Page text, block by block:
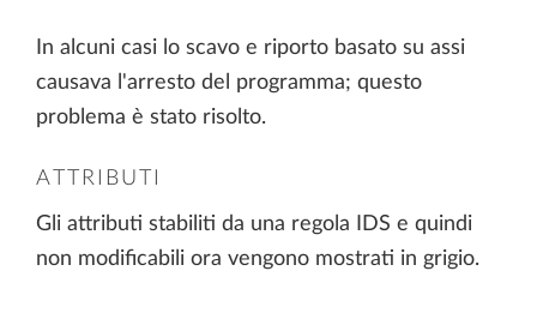
In alcuni casi lo scavo e riporto basato su assi
causava l'arresto del programma; questo
problema è stato risolto.
ATTRIBUTI
Gli attributi stabiliti da una regola IDS e quindi
non modificabili ora vengono mostrati in grigio.